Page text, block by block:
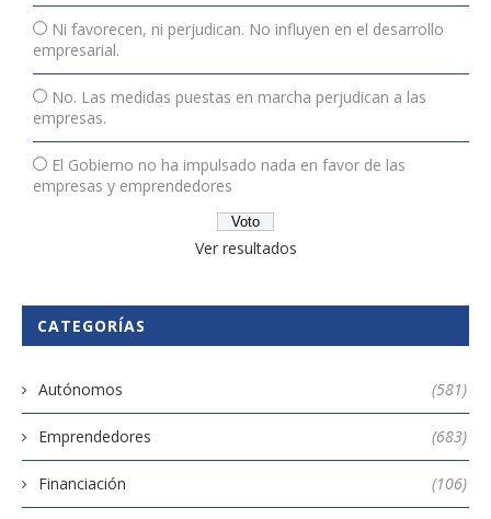
Ni favorecen, ni perjudican. No influyen en el desarrollo
empresarial.
No. Las medidas puestas en marcha perjudican a las
empresas.
El Gobierno no ha impulsado nada en favor de las
empresas y emprendedores
Ver resultados
CATEGORÍAS
Autónomos (581)
Emprendedores (683)
Financiación (106)